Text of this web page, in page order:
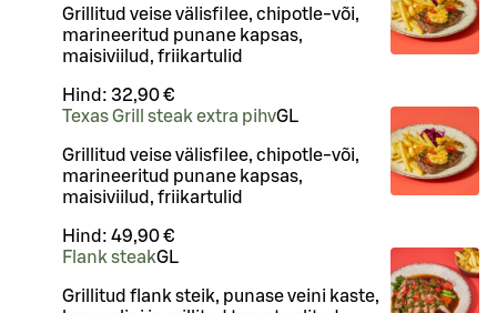
Grillitud veise välisfilee, chipotle-või,
marineeritud punane kapsas,
maisiviilud, friikartulid
Hind: 32,90 €
Texas Grill steak extra pihvGL
Grillitud veise välisfilee, chipotle-või,
marineeritud punane kapsas,
maisiviilud, friikartulid
Hind: 49,90 €
Flank steakGL
Grillitud flank steik, punase veini kaste,